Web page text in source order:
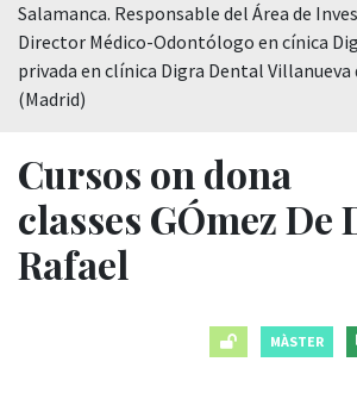
Salamanca. Responsable del Área de
Director Médico-Odontólogo en cínica
privada en clínica Digra Dental Villanueva
(Madrid)
Cursos on dona
classes GÓmez De
Rafael
MÀSTER